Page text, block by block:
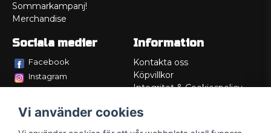
Sommarkampanj!
Merchandise
Sociala medier
Facebook
Instagram
Information
Kontakta oss
Köpvillkor
Integritet & Cookiespolicy
Service/Garanti
Vi använder cookies